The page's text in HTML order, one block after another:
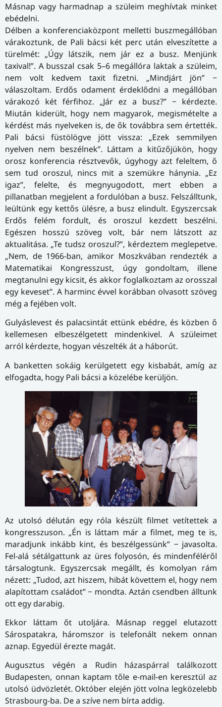
Másnap vagy harmadnap a szüleim meghívtak minket
ebédelni.
Délben a konferenciaközpont melletti buszmegállóban
várakoztunk, de Pali bácsi két perc után elveszítette a
türelmét: „Úgy látszik, nem jár ez a busz. Menjünk
taxival!”. A busszal csak 5–6 megállóra laktak a szüleim,
nem volt kedvem taxit fizetni. „Mindjárt jön” −
válaszoltam. Erdős odament érdeklődni a megállóban
várakozó két férfihoz. „Jár ez a busz?” − kérdezte.
Miután kiderült, hogy nem magyarok, megismételte a
kérdést más nyelveken is, de ők továbbra sem értették.
Pali bácsi füstölögve jött vissza: „Ezek semmilyen
nyelven nem beszélnek”. Láttam a kitűzőjükön, hogy
orosz konferencia résztvevők, úgyhogy azt feleltem, ő
sem tud oroszul, nincs mit a szemükre hánynia. „Ez
igaz”, felelte, és megnyugodott, mert ebben a
pillanatban megjelent a fordulóban a busz. Felszálltunk,
leültünk egy kettős ülésre, a busz elindult. Egyszercsak
Erdős felém fordult, és oroszul kezdett beszélni.
Egészen hosszú szöveg volt, bár nem látszott az
aktualitása. „Te tudsz oroszul?”, kérdeztem meglepetve.
„Nem, de 1966-ban, amikor Moszkvában rendezték a
Matematikai Kongresszust, úgy gondoltam, illene
megtanulni egy kicsit, és akkor foglalkoztam az orosszal
egy keveset”. A harminc évvel korábban olvasott szöveg
még a fejében volt.
Gulyáslevest és palacsintát ettünk ebédre, és közben ő
kellemesen elbeszélgetett mindenkivel. A szüleimet
arról kérdezte, hogyan vészelték át a háborút.
A banketten sokáig kerülgetett egy kisbabát, amíg az
elfogadta, hogy Pali bácsi a közelébe kerüljön.
Az utolsó délután egy róla készült filmet vetítettek a
kongresszuson. „Én is láttam már a filmet, meg te is,
maradjunk inkább kint, és beszélgessünk” − javasolta.
Fel-alá sétálgattunk az üres folyosón, és mindenféléről
társalogtunk. Egyszercsak megállt, és komolyan rám
nézett: „Tudod, azt hiszem, hibát követtem el, hogy nem
alapítottam családot” − mondta. Aztán csendben álltunk
ott egy darabig.
Ekkor láttam őt utoljára. Másnap reggel elutazott
Sárospatakra, háromszor is telefonált nekem onnan
aznap. Egyedül érezte magát.
Augusztus végén a Rudin házaspárral találkozott
Budapesten, onnan kaptam tőle e-mail-en keresztül az
utolsó üdvözletét. Október elején jött volna legközelebb
Strasbourg-ba. De a szíve nem bírta addig.